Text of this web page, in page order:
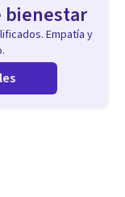
bienestar
Empatía y